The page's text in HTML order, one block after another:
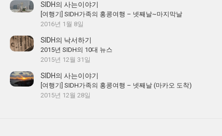
SIDH의 사는이야기
[여행기] SIDH가족의 홍콩여행 – 넷째날~마지막날
2016년 1월 8일
SIDH의 낙서하기
2015년 SIDH의 10대 뉴스
2015년 12월 31일
SIDH의 사는이야기
[여행기] SIDH가족의 홍콩여행 – 넷째날 (마카오 도착)
2015년 12월 28일